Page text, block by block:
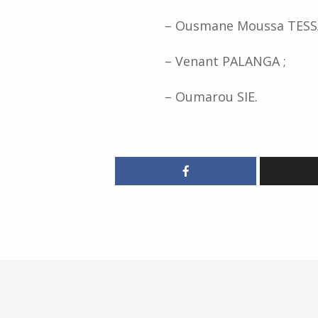
– Ousmane Moussa
– Venant PALANGA ;
– Oumarou SIE.